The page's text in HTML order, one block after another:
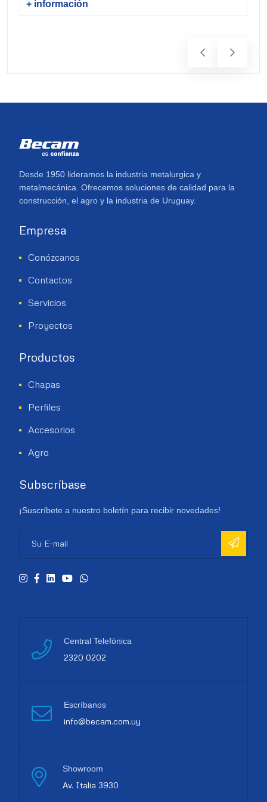
+ información
Desde 1950 lideramos la industria metalurgica y
metalmecánica. Ofrecemos soluciones de calidad para la
construcción, el agro y la industria de Uruguay.
Empresa
Conózcanos
Contactos
Servicios
Proyectos
Productos
Chapas
Perfiles
Accesorios
Agro
Subscríbase
¡Suscríbete a nuestro boletín para recibir novedades!
Central Telefónica
2320 0202
Escríbanos
info@becam.com.uy
Showroom
Av. Italia 3930